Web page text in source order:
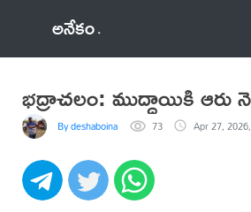
అనేకం
భద్రాచలం: ముద్దాయికి ఆరు
By deshaboina 73 Apr 27,